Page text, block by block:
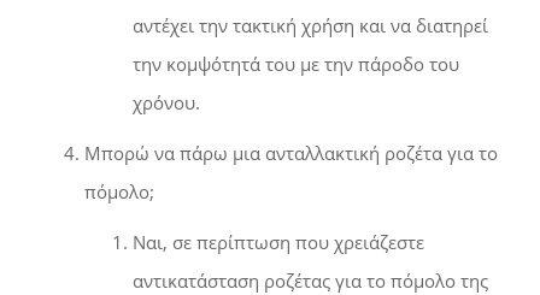
αντέχει την τακτική χρήση και να διατηρεί
την κομψότητά του με την πάροδο του
χρόνου.
Μπορώ να πάρω μια ανταλλακτική ροζέτα για το
πόμολο;
Ναι, σε περίπτωση που χρειάζεστε
αντικατάσταση ροζέτας για το πόμολο της